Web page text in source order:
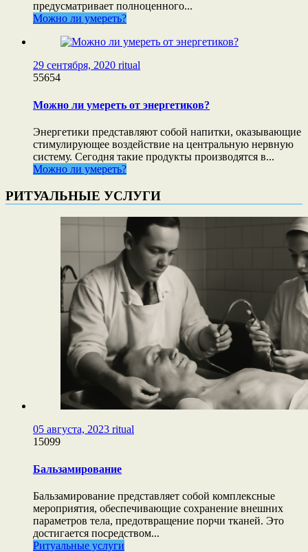
предусматривает полноценного...
Можно ли умереть?
29 сентября, 2020 ritual
55654
Можно ли умереть от энергетиков?
Энергетики представляют собой напитки, оказывающие
стимулирующее воздействие на центральную нервную
систему. Сегодня такие продукты производятся в...
Можно ли умереть?
РИТУАЛЬНЫЕ УСЛУГИ
05 августа, 2023 ritual
15099
Бальзамирование
Бальзамирование представляет собой комплексные
мероприятия, обеспечивающие сохранение внешних
параметров тела, предотвращение порчи тканей. Это
достигается посредством...
Ритуальные услуги